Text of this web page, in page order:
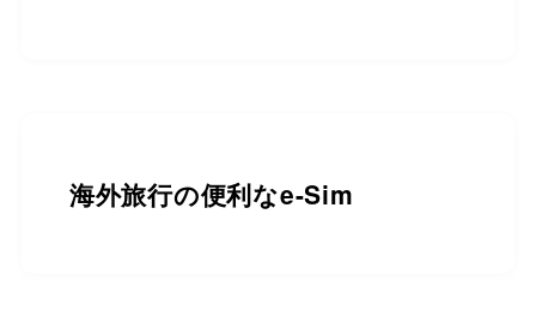
海外旅行の便利なe-Sim